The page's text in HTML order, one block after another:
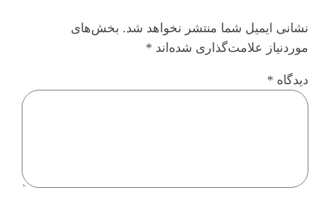
نشانی ایمیل شما منتشر نخواهد شد. بخش‌های
موردنیاز علامت‌گذاری شده‌اند *
دیدگاه *